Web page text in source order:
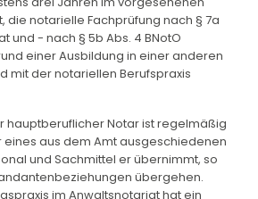
die notarielle Fachprüfung nach § 7a
und - nach § 5b Abs. 4 BNotO
einer Ausbildung in einer anderen
mit der notariellen Berufspraxis
hauptberuflicher Notar ist regelmäßig
aus dem Amt ausgeschiedenen
und Sachmittel er übernimmt, so
übergehen.
im Anwaltsnotariat hat ein